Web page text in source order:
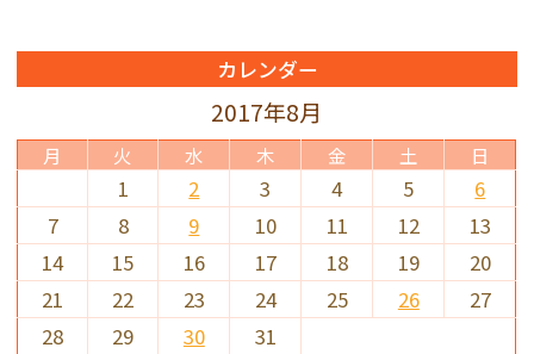
カレンダー
2017年8月
月 火 水 木 金 土 日
1 2 3 4 5
6
7
8 9 10 11 12
13
14
15 16 17 18 19
20
21
22 23 24 25 26
27
28
29 30 31